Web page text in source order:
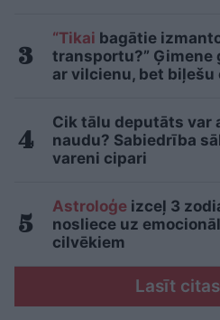
“Tikai bagātie
transportu?”
ar vilcienu, bet biļešu
Cik tālu deputāts var
naudu? Sabiedrība
vareni cipari
Astroloģe izceļ 3
nosliece uz
cilvēkiem
Lasīt